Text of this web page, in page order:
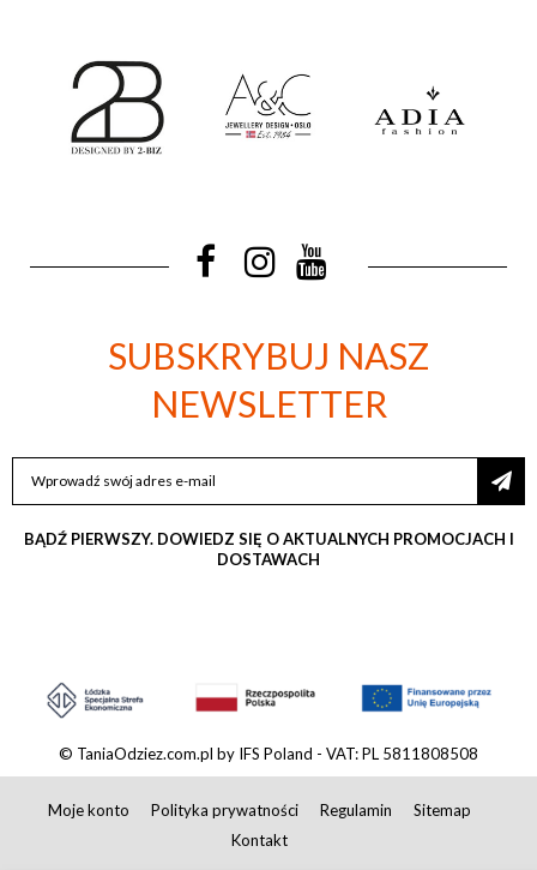
SUBSKRYBUJ NASZ
NEWSLETTER
SUBSKRYBUJ
BĄDŹ PIERWSZY. DOWIEDZ SIĘ O AKTUALNYCH PROMOCJACH I
DOSTAWACH
© TaniaOdziez.com.pl by IFS Poland - VAT: PL 5811808508
Moje konto Polityka prywatności Regulamin
Sitemap
Kontakt